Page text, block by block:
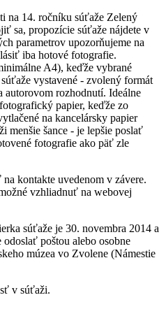
na 14. ročníku súťaže Zelený
sa, propozície súťaže nájdete v
parametrov upozorňujeme na
iba hotové fotografie.
A4), keďže vybrané
vystavené - zvolený formát
autorovom rozhodnutí. Ideálne
papier, keďže zo
na kancelársky papier
menšie šance - je lepšie poslať
fotografie ako päť zle
kontakte uvedenom v závere.
vzhliadnuť na webovej
súťaže je 30. novembra 2014 a
poštou alebo osobne
múzea vo Zvolene (Námestie
v súťaži.